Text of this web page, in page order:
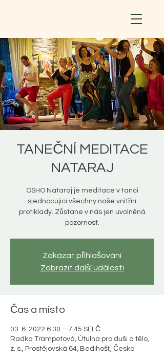
TANEČNÍ MEDITACE
NATARAJ
OSHO Nataraj je meditace v tanci
sjednocující všechny naše vnitřní
protiklady. Zůstane v nás jen uvolněná
Zakázat přihlašování
Zobrazit další události
Čas a místo
03. 6. 2022 6:30 – 7:45 SELČ
Radka Trampotová, Útulna pro duši a tělo,
z. s., Prostějovská 64, Bedihošť, Česko